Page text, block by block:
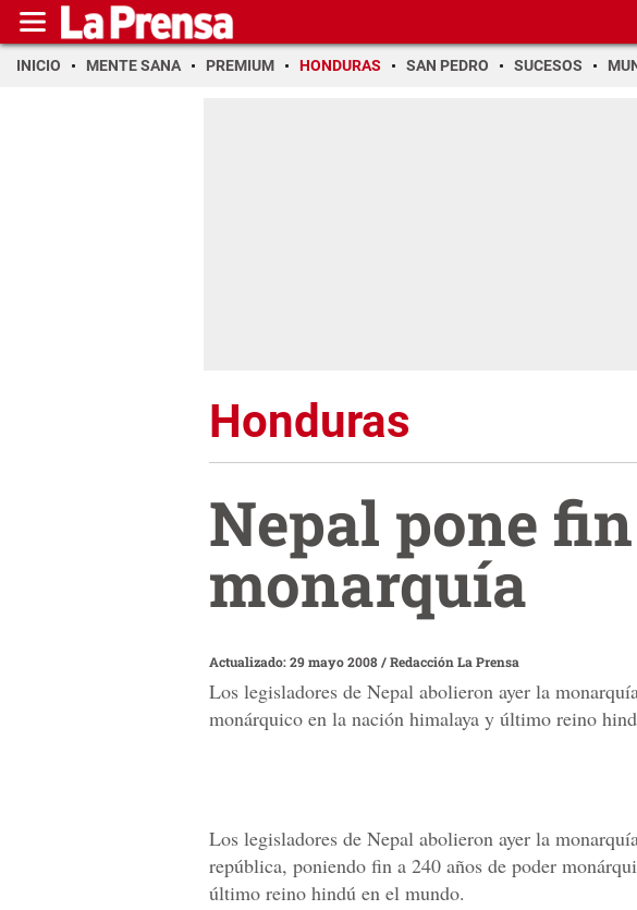
INICIO MENTE SANA PREMIUM HONDURAS SAN PEDRO SUCESOS
Honduras
Nepal pone
monarquía
Actualizado: 29 mayo 2008/Redacción La Prensa
Los legisladores de Nepal abolieron ayer la
monárquico en la nación himalaya y último reino
Los legisladores de Nepal abolieron ayer la
república, poniendo fin a 240 años de poder
último reino hindú en el mundo.